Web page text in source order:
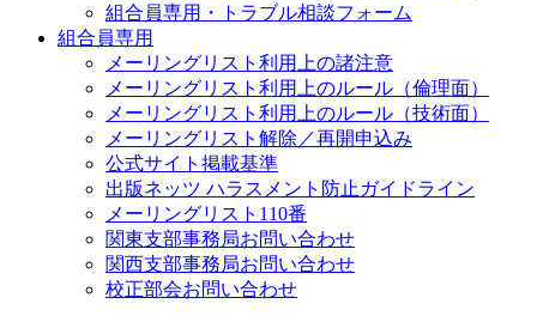
組合員専用・トラブル相談フォーム
組合員専用
メーリングリスト利用上の諸注意
メーリングリスト利用上のルール（倫理面）
メーリングリスト利用上のルール（技術面）
メーリングリスト解除／再開申込み
公式サイト掲載基準
出版ネッツ ハラスメント防止ガイドライン
メーリングリスト110番
関東支部事務局お問い合わせ
関西支部事務局お問い合わせ
校正部会お問い合わせ